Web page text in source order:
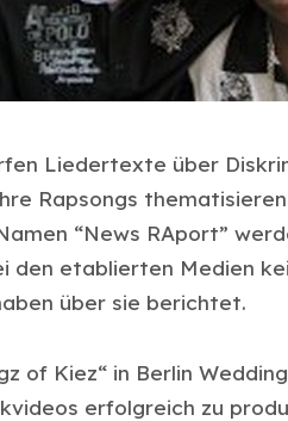
Liedertexte über
Rapsongs
“News RAport”
den etablierten Medien
über sie berichtet.
of Kiez“ in Berlin
erfolgreich zu